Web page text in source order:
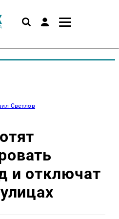
Светлов
и отключат